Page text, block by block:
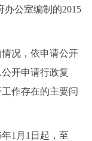
办公室编制的2015
况，依申请公开
开申请行政复
作存在的主要问
1月1日起，至